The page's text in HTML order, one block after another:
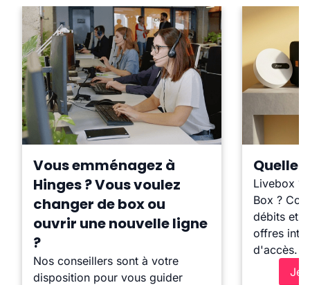
Vous emménagez à
Hinges ? Vous voulez
changer de box ou
ouvrir une nouvelle ligne
?
Nos conseillers sont à votre
disposition pour vous guider
Quelle
Livebox ?
Box ?
débits et
offres
d'accès.
Je